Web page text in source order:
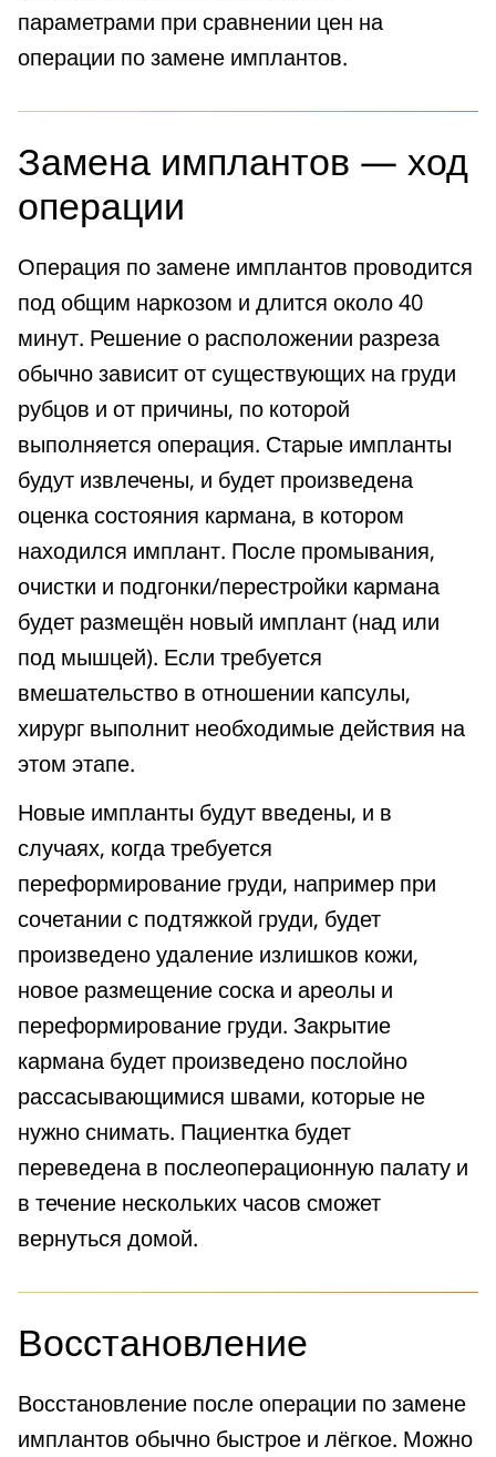
параметрами при сравнении цен на
операции по замене имплантов.
Замена имплантов — ход
операции
Операция по замене имплантов проводится
под общим наркозом и длится около 40
минут. Решение о расположении разреза
обычно зависит от существующих на груди
рубцов и от причины, по которой
выполняется операция. Старые импланты
будут извлечены, и будет произведена
оценка состояния кармана, в котором
находился имплант. После промывания,
очистки и подгонки/перестройки кармана
будет размещён новый имплант (над или
под мышцей). Если требуется
вмешательство в отношении капсулы,
хирург выполнит необходимые действия на
этом этапе.
Новые импланты будут введены, и в
случаях, когда требуется
переформирование груди, например при
сочетании с подтяжкой груди, будет
произведено удаление излишков кожи,
новое размещение соска и ареолы и
переформирование груди. Закрытие
кармана будет произведено послойно
рассасывающимися швами, которые не
нужно снимать. Пациентка будет
переведена в послеоперационную палату и
в течение нескольких часов сможет
вернуться домой.
Восстановление
Восстановление после операции по замене
имплантов обычно быстрое и лёгкое. Можно